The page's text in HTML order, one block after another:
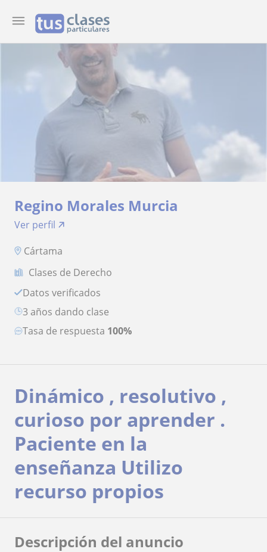
Regino Morales Murcia
Ver perfil
Cártama
Clases de Derecho
Datos verificados
3 años dando clase
Tasa de respuesta 100%
Dinámico , resolutivo ,
curioso por aprender .
Paciente en la
enseñanza Utilizo
recurso propios
Descripción del anuncio